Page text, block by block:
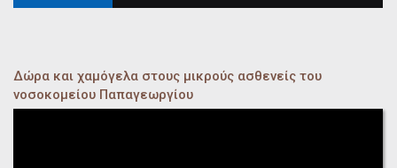
Δώρα και χαμόγελα στους μικρούς ασθενείς του
νοσοκομείου Παπαγεωργίου